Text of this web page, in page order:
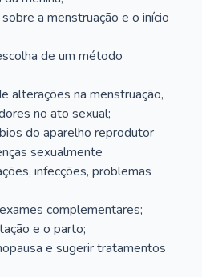
a menstruação e o início
de um método
alterações na menstruação,
no ato sexual;
do aparelho reprodutor
sexualmente
infecções, problemas
complementares;
e o parto;
e sugerir tratamentos